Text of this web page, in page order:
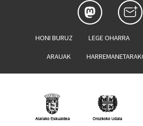
HONI BURUZ LEGE OHARRA
ARAUAK